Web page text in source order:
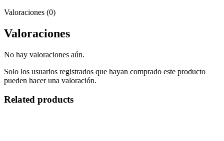
Valoraciones (0)
Valoraciones
No hay valoraciones aún.
Solo los usuarios registrados que hayan comprado este producto
pueden hacer una valoración.
Related products